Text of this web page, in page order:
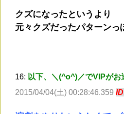
クズになったというより
元々クズだったパターンっ
16: 以下、＼(^o^)／でVIPがお
2015/04/04(土) 00:28:46.359